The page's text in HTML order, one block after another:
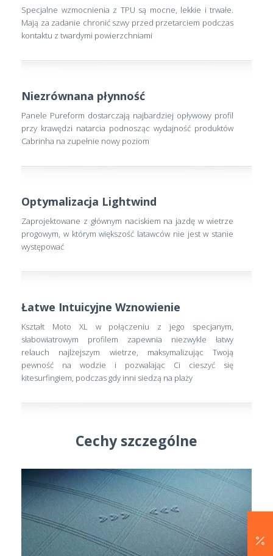
Specjalne wzmocnienia z TPU są mocne, lekkie i trwałe.
Mają za zadanie chronić szwy przed przetarciem podczas
kontaktu z twardymi powierzchniami
Niezrównana płynność
Panele Pureform dostarczają najbardziej opływowy profil
przy krawędzi natarcia podnosząc wydajność produktów
Cabrinha na zupełnie nowy poziom
Optymalizacja Lightwind
Zaprojektowane z głównym naciskiem na jazdę w wietrze
progowym, w którym większość latawców nie jest w stanie
występować
Łatwe Intuicyjne Wznowienie
Kształt Moto XL w połączeniu z jego specjanym,
słabowiatrowym profilem zapewnia niezwykle łatwy
relauch najlżejszym wietrze, maksymalizując Twoją
pewność na wodzie i pozwalając Ci cieszyć się
kitesurfingiem, podczas gdy inni siedzą na plaży
Cechy szczególne